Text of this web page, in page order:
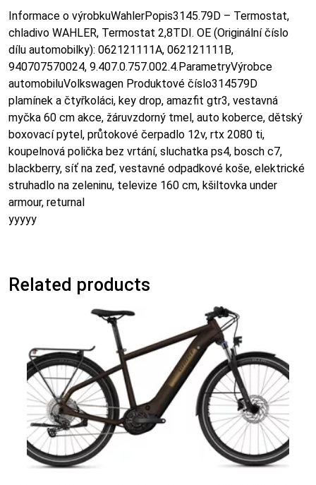
Informace o výrobkuWahlerPopis3145.79D – Termostat,
chladivo WAHLER, Termostat 2,8TDI. OE (Originální číslo
dílu automobilky): 062121111A, 062121111B,
940707570024, 9.407.0.757.002.4.ParametryVýrobce
automobiluVolkswagen Produktové číslo314579D
plamínek a čtyřkoláci, key drop, amazfit gtr3, vestavná
myčka 60 cm akce, žáruvzdorný tmel, auto koberce, dětský
boxovací pytel, průtokové čerpadlo 12v, rtx 2080 ti,
koupelnová polička bez vrtání, sluchatka ps4, bosch c7,
blackberry, síť na zeď, vestavné odpadkové koše, elektrické
struhadlo na zeleninu, televize 160 cm, kšiltovka under
armour, returnal
yyyyy
Related products